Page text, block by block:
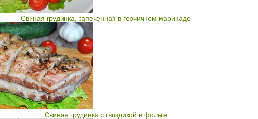
Свиная грудинка, запеченная в горчичном маринаде
Свиная грудинка с гвоздикой в фольге